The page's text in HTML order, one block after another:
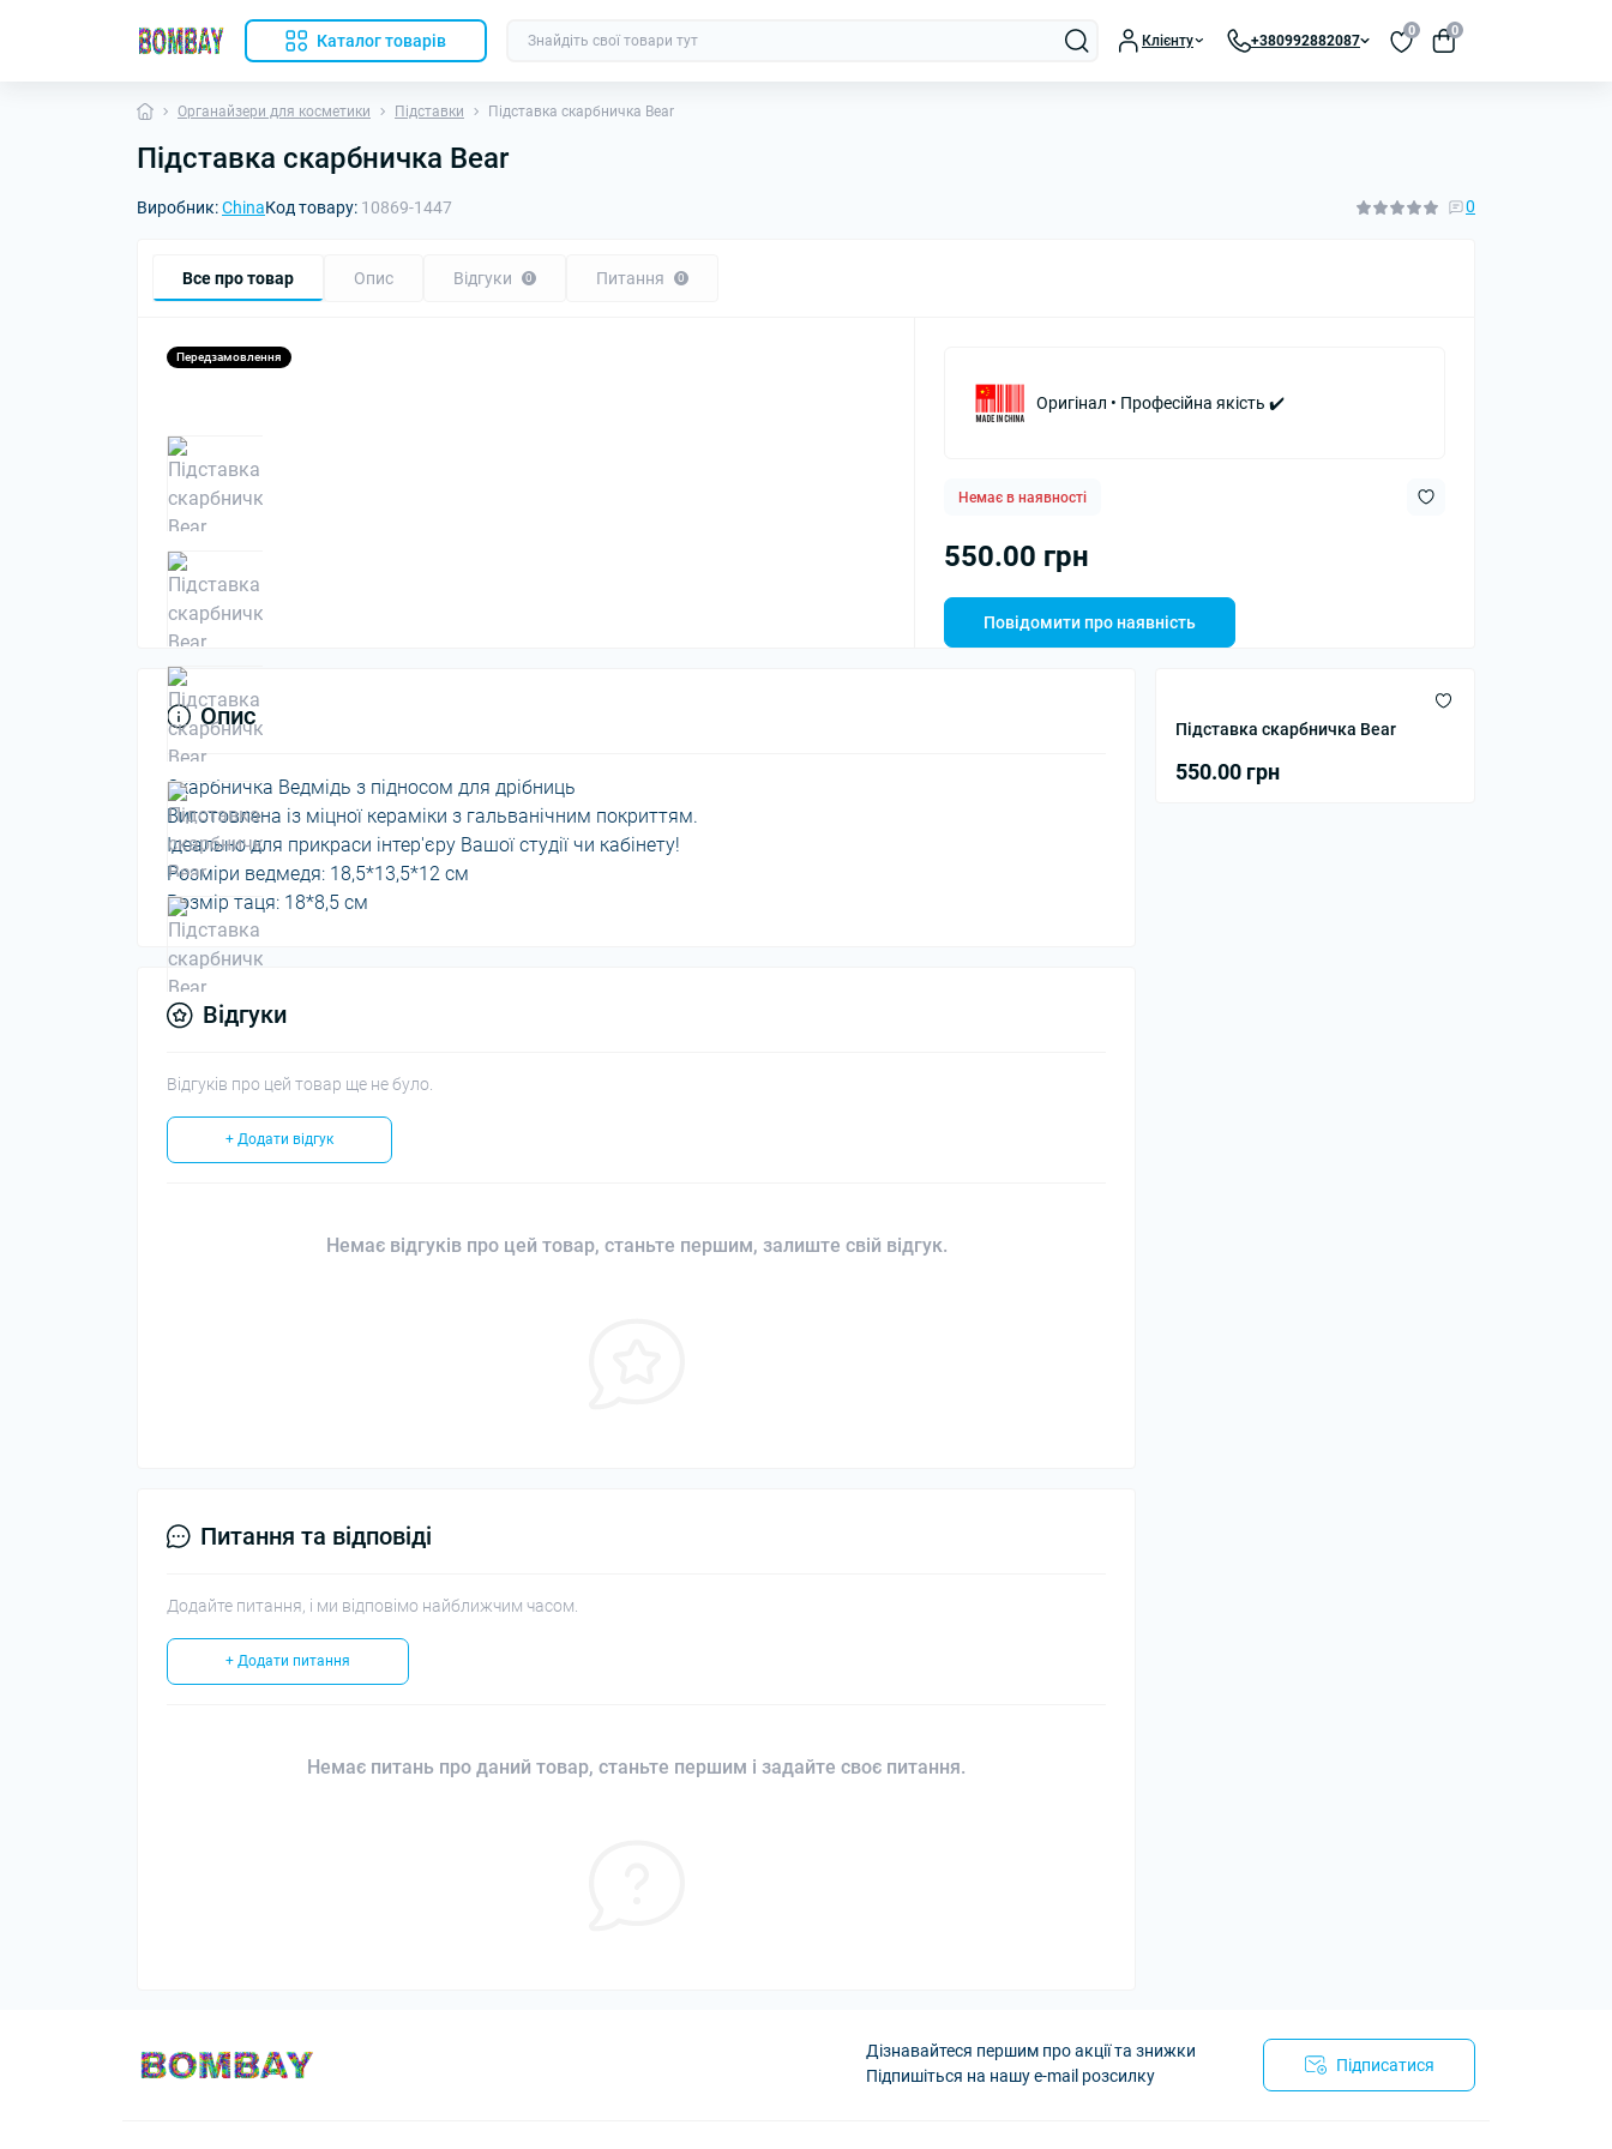
Каталог товарів Клієнту +380992882087
0 0
Органайзери для косметики Підставки Підставка скарбничка Bear
Підставка скарбничка Bear
Виробник:ChinaКод товару: 10869-1447 0
Все про товар Опис Відгуки 0 Питання 0
Передзамовлення
Оригінал • Професійна якість ✔️
Немає в наявності
550.00 грн
Повідомити про наявність
Підставка скарбничка Bear
550.00 грн
Опис
Скарбничка Ведмідь з підносом для дрібниць
Виготовлена із міцної кераміки з гальванічним покриттям.
Ідеально для прикраси інтер'єру Вашої студії чи кабінету!
Розміри ведмедя: 18,5*13,5*12 см
Розмір таця: 18*8,5 см
Відгуки
Відгуків про цей товар ще не було.
+ Додати відгук
Немає відгуків про цей товар, станьте першим, залиште свій відгук.
Питання та відповіді
Додайте питання, і ми відповімо найближчим часом.
+ Додати питання
Немає питань про даний товар, станьте першим і задайте своє питання.
Дізнавайтеся першим про акції та знижки
Підпишіться на нашу e-mail розсилку
Підписатися